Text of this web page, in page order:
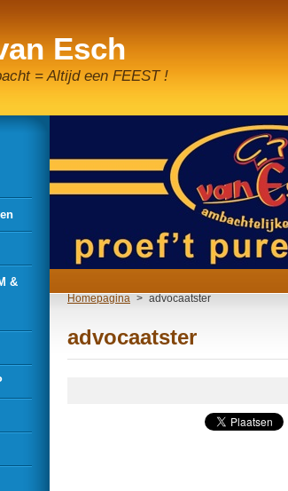
Esch
= Altijd een FEEST !
Homepagina > advocaatster
advocaatster
&